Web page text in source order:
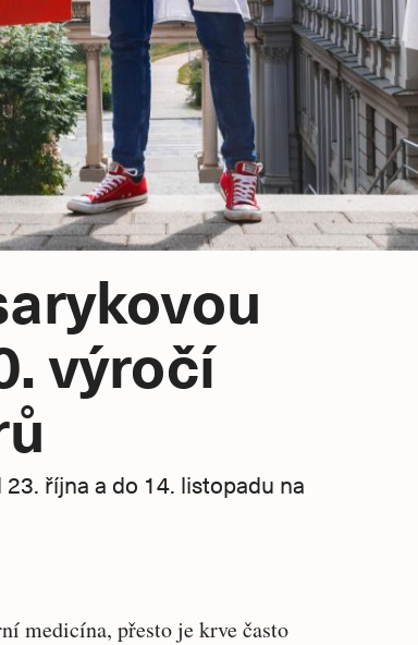
výročí
října a do 14. listopadu na
medicína, přesto je krve často